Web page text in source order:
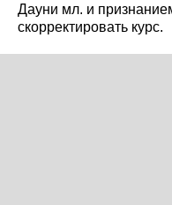
Дауни мл. и
скорректировать курс.